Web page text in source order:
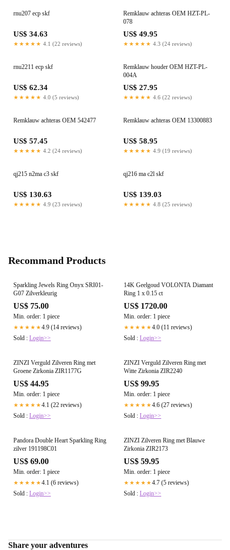
rnu207 ecp skf
US$ 34.63
★★★★★ 4.1 (22 reviews)
Remklauw achteras OEM HZT-PL-
078
US$ 49.95
★★★★★ 4.3 (24 reviews)
rnu2211 ecp skf
US$ 62.34
★★★★★ 4.0 (5 reviews)
Remklauw houder OEM HZT-PL-
004A
US$ 27.95
★★★★★ 4.6 (22 reviews)
Remklauw achteras OEM 542477
US$ 57.45
★★★★★ 4.2 (24 reviews)
Remklauw achteras OEM 13300883
US$ 58.95
★★★★★ 4.9 (19 reviews)
qj215 n2ma c3 skf
US$ 130.63
★★★★★ 4.9 (23 reviews)
qj216 ma c2l skf
US$ 139.03
★★★★★ 4.8 (25 reviews)
Recommand Products
Sparkling Jewels Ring Onyx SRI01-
G07 Zilverkleurig
US$ 75.00
Min. order: 1 piece
★★★★★4.9 (14 reviews)
Sold : Login>>
14K Geelgoud VOLONTA Diamant
Ring 1 x 0.15 ct
US$ 1720.00
Min. order: 1 piece
★★★★★4.0 (11 reviews)
Sold : Login>>
ZINZI Verguld Zilveren Ring met
Groene Zirkonia ZIR1177G
US$ 44.95
Min. order: 1 piece
★★★★★4.1 (22 reviews)
Sold : Login>>
ZINZI Verguld Zilveren Ring met
Witte Zirkonia ZIR2240
US$ 99.95
Min. order: 1 piece
★★★★★4.6 (27 reviews)
Sold : Login>>
Pandora Double Heart Sparkling Ring
zilver 191198C01
US$ 69.00
Min. order: 1 piece
★★★★★4.1 (6 reviews)
Sold : Login>>
ZINZI Zilveren Ring met Blauwe
Zirkonia ZIR2173
US$ 59.95
Min. order: 1 piece
★★★★★4.7 (5 reviews)
Sold : Login>>
Share your adventures